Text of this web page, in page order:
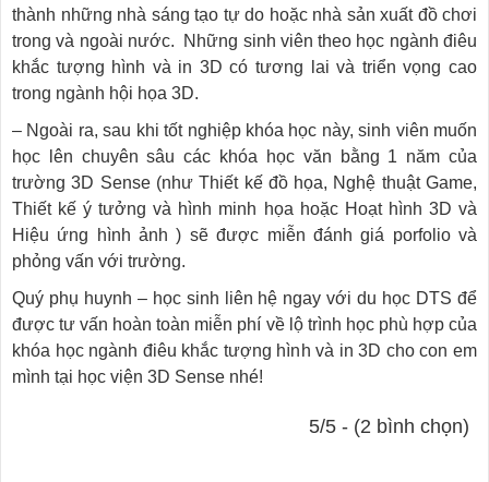
thành những nhà sáng tạo tự do hoặc nhà sản xuất đồ chơi
trong và ngoài nước. Những sinh viên theo học ngành điêu
khắc tượng hình và in 3D có tương lai và triển vọng cao
trong ngành hội họa 3D.
– Ngoài ra, sau khi tốt nghiệp khóa học này, sinh viên muốn
học lên chuyên sâu các khóa học văn bằng 1 năm của
trường 3D Sense (như Thiết kế đồ họa, Nghệ thuật Game,
Thiết kế ý tưởng và hình minh họa hoặc Hoạt hình 3D và
Hiệu ứng hình ảnh ) sẽ được miễn đánh giá porfolio và
phỏng vấn với trường.
Quý phụ huynh – học sinh liên hệ ngay với du học DTS để
được tư vấn hoàn toàn miễn phí về lộ trình học phù hợp của
khóa học ngành điêu khắc tượng hình và in 3D cho con em
mình tại học viện 3D Sense nhé!
5/5 - (2 bình chọn)